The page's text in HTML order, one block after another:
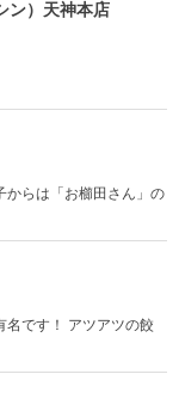
ン）天神本店
からは「お櫛田さん」の
です！ アツアツの餃